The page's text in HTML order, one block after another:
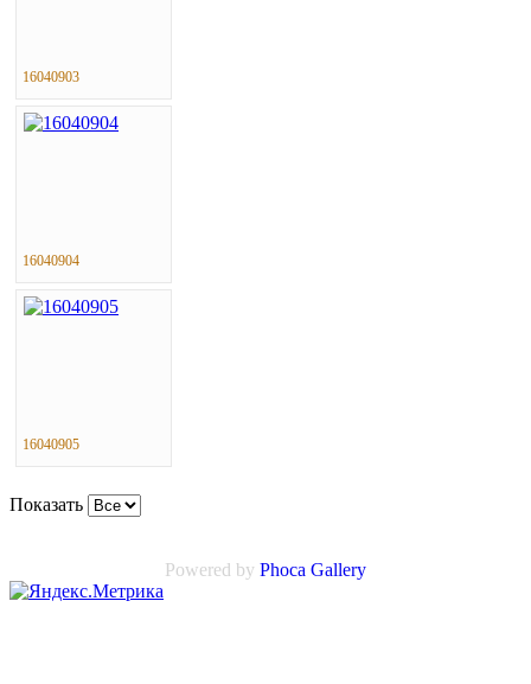
16040903
16040904
16040905
Показать
Powered by Phoca Gallery